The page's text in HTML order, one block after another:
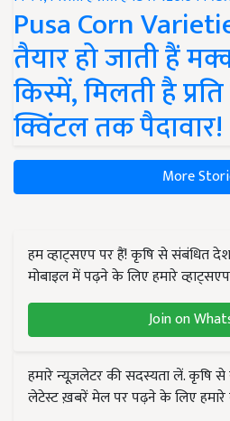
Pusa Corn
तैयार हो जाती हैं
किस्में, मिलती है
क्विंटल तक पैदावार!
More
हम व्हाट्सएप पर हैं! कृषि से संबंधित
मोबाइल में पढ़ने के लिए हमारे
Join on
हमारे न्यूज़लेटर की सदस्यता लें. कृषि
लेटेस्ट ख़बरें मेल पर पढ़ने के लिए